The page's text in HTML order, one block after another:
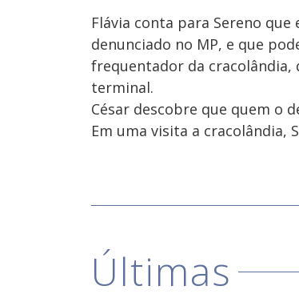
Flávia conta para Sereno
denunciado no MP, e que
frequentador da cracolândia,
terminal.
César descobre que quem o
Em uma visita a cracolândia,
Últimas